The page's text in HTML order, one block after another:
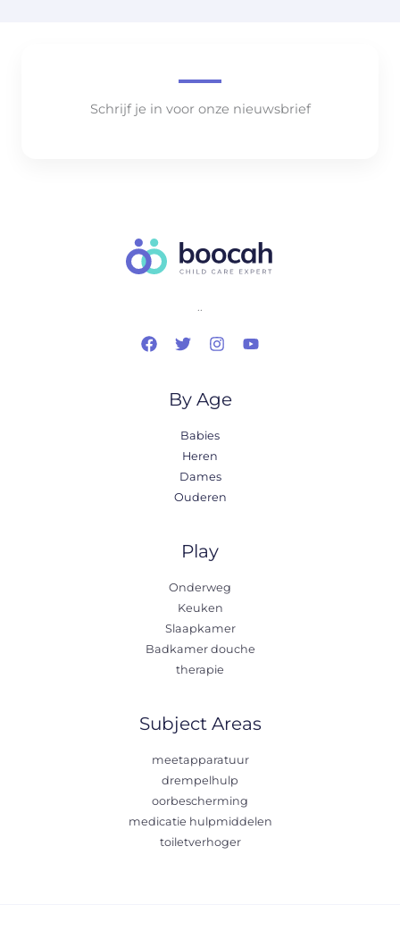
Schrijf je in voor onze nieuwsbrief
..
By Age
Babies
Heren
Dames
Ouderen
Play
Onderweg
Keuken
Slaapkamer
Badkamer douche
therapie
Subject Areas
meetapparatuur
drempelhulp
oorbescherming
medicatie hulpmiddelen
toiletverhoger